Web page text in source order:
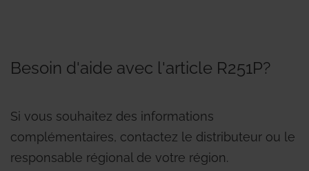
Besoin d'aide avec l'article R251P?
Si vous souhaitez des informations
complémentaires, contactez le distributeur ou le
responsable régional de votre région.